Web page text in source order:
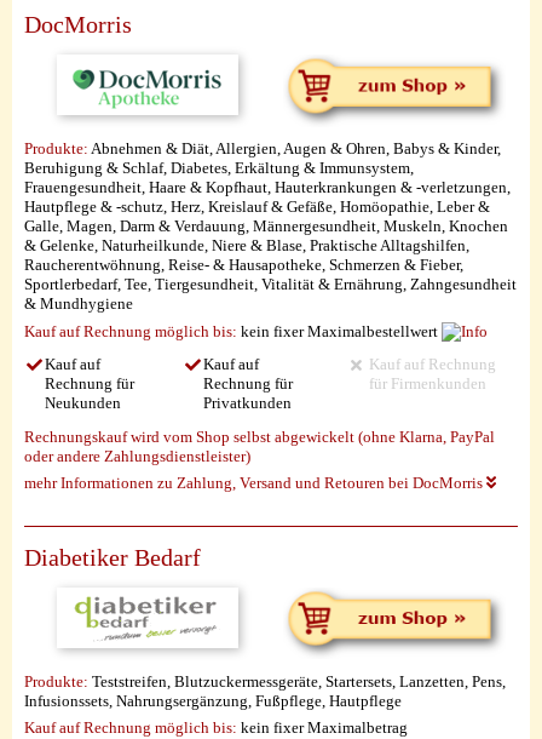
DocMorris
Produkte: Abnehmen & Diät, Allergien, Augen & Ohren, Babys & Kinder,
Beruhigung & Schlaf, Diabetes, Erkältung & Immunsystem,
Frauengesundheit, Haare & Kopfhaut, Hauterkrankungen & -verletzungen,
Hautpflege & -schutz, Herz, Kreislauf & Gefäße, Homöopathie, Leber &
Galle, Magen, Darm & Verdauung, Männergesundheit, Muskeln, Knochen
& Gelenke, Naturheilkunde, Niere & Blase, Praktische Alltagshilfen,
Raucherentwöhnung, Reise- & Hausapotheke, Schmerzen & Fieber,
Sportlerbedarf, Tee, Tiergesundheit, Vitalität & Ernährung, Zahngesundheit
& Mundhygiene
Kauf auf Rechnung möglich bis: kein fixer Maximalbestellwert
Kauf auf
Rechnung für
Neukunden
Kauf auf
Rechnung für
Privatkunden
Kauf auf Rechnung
für Firmenkunden
Rechnungskauf wird vom Shop selbst abgewickelt (ohne Klarna, PayPal
oder andere Zahlungsdienstleister)
mehr Informationen zu Zahlung, Versand und Retouren bei DocMorris
Diabetiker Bedarf
Produkte: Teststreifen, Blutzuckermessgeräte, Startersets, Lanzetten, Pens,
Infusionssets, Nahrungsergänzung, Fußpflege, Hautpflege
Kauf auf Rechnung möglich bis: kein fixer Maximalbetrag